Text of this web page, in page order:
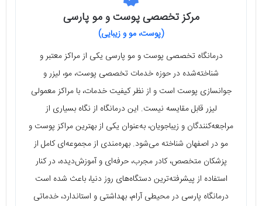
مرکز تخصصی پوست و مو پارسی
(پوست، مو و زیبایی)
درمانگاه تخصصی پوست و مو پارسی یکی از مراکز معتبر و
شناخته‌شده در حوزه خدمات تخصصی پوست، مو، لیزر و
جوانسازی پوست است و از نظر کیفیت خدمات، با مراکز معمولی
لیزر قابل مقایسه نیست. این درمانگاه از نگاه بسیاری از
مراجعه‌کنندگان و زیباجویان، به‌عنوان یکی از بهترین مراکز پوست و
مو در اصفهان شناخته می‌شود. بهره‌مندی از مجموعه‌ای کامل از
پزشکان متخصص، کادر مجرب، حرفه‌ای و آموزش‌دیده، در کنار
استفاده از پیشرفته‌ترین دستگاه‌های روز دنیا، باعث شده است
درمانگاه پارسی در محیطی آرام، بهداشتی و استاندارد، خدماتی